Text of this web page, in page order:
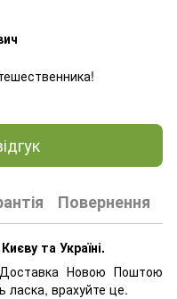
Повернення
та Україні.
Новою Поштою
ласка, врахуйте це.